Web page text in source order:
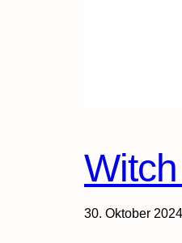
30. Oktober 2024